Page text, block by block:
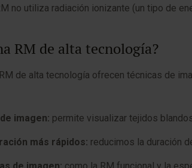
no utiliza radiación ionizante (un tipo de
RM de alta tecnología?
de alta tecnología ofrecen técnicas de
imagen: permite visualizar tejidos
más rápidos: reducimos la duración